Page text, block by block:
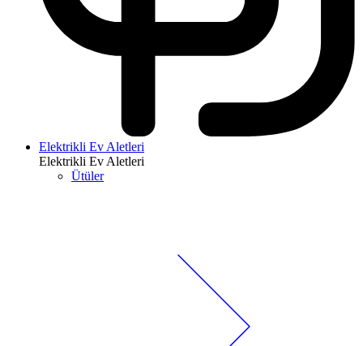
Elektrikli Ev Aletleri
Elektrikli Ev Aletleri
Ütüler